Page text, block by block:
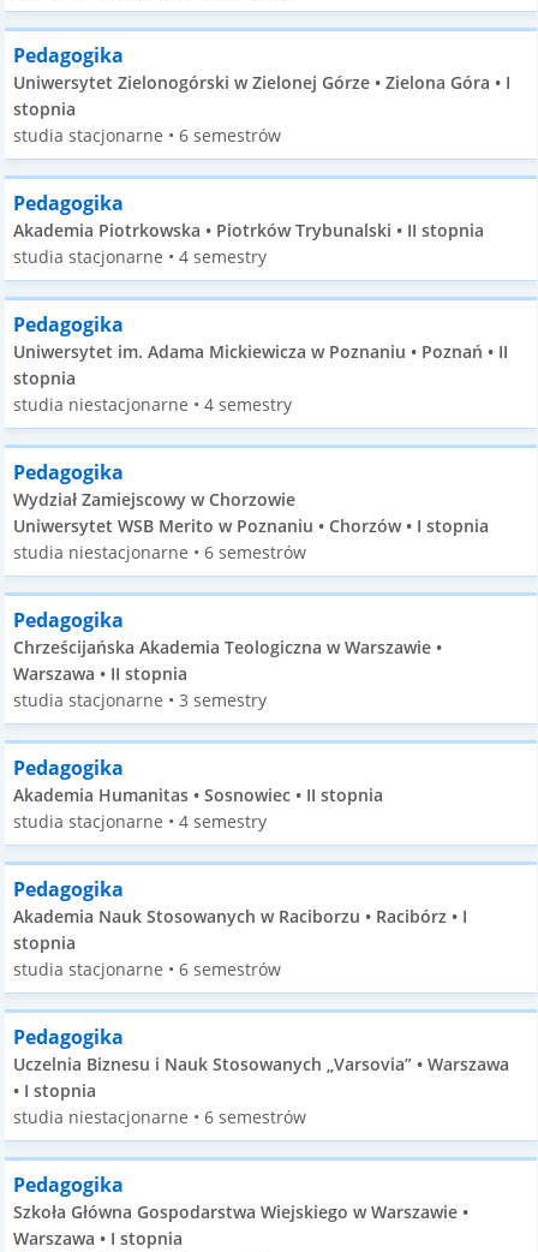
Pedagogika
Uniwersytet Zielonogórski w Zielonej Górze • Zielona Góra • I
stopnia
studia stacjonarne • 6 semestrów
Pedagogika
Akademia Piotrkowska • Piotrków Trybunalski • II stopnia
studia stacjonarne • 4 semestry
Pedagogika
Uniwersytet im. Adama Mickiewicza w Poznaniu • Poznań • II
stopnia
studia niestacjonarne • 4 semestry
Pedagogika
Wydział Zamiejscowy w Chorzowie
Uniwersytet WSB Merito w Poznaniu • Chorzów • I stopnia
studia niestacjonarne • 6 semestrów
Pedagogika
Chrześcijańska Akademia Teologiczna w Warszawie •
Warszawa • II stopnia
studia stacjonarne • 3 semestry
Pedagogika
Akademia Humanitas • Sosnowiec • II stopnia
studia stacjonarne • 4 semestry
Pedagogika
Akademia Nauk Stosowanych w Raciborzu • Racibórz • I
stopnia
studia stacjonarne • 6 semestrów
Pedagogika
Uczelnia Biznesu i Nauk Stosowanych „Varsovia” • Warszawa
• I stopnia
studia niestacjonarne • 6 semestrów
Pedagogika
Szkoła Główna Gospodarstwa Wiejskiego w Warszawie •
Warszawa • I stopnia